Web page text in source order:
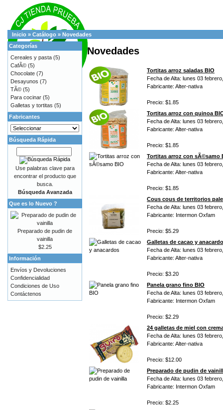
Inicio » Catálogo » Novedades
Novedades
Tortitas arroz saladas BIO
Fecha de Alta: lunes 03
Fabricante: Alter-nativa
Precio: $1.85
Tortitas arroz con quinoa
Fecha de Alta: lunes 03
Fabricante: Alter-nativa
Precio: $1.85
Tortitas arroz con sÃ©samo
Fecha de Alta: lunes 03
Fabricante: Alter-nativa
Precio: $1.85
Cous cous de territorios
Fecha de Alta: lunes 03
Fabricante: Intermon Oxfam
Precio: $5.29
Galletas de cacao y
Fecha de Alta: lunes 03
Fabricante: Alter-nativa
Precio: $3.20
Panela grano fino BIO
Fecha de Alta: lunes 03
Fabricante: Intermon Oxfam
Precio: $2.29
24 galletas de miel con
Fecha de Alta: lunes 03
Fabricante: Alter-nativa
Precio: $12.00
Preparado de pudin de
Fecha de Alta: lunes 03
Fabricante: Intermon Oxfam
Precio: $2.25
Categorías
Cereales y pasta (5)
CafÃ© (5)
Chocolate (7)
Desayunos (7)
TÃ© (5)
Para cocinar (5)
Galletas y tortitas (5)
Fabricantes
Búsqueda Rápida
Use palabras clave para
encontrar el producto que
busca.
Búsqueda Avanzada
Que es lo Nuevo ?
Preparado de pudin de
vainilla
$2.25
Información
Envíos y Devoluciones
Confidencialidad
Condiciones de Uso
Contáctenos